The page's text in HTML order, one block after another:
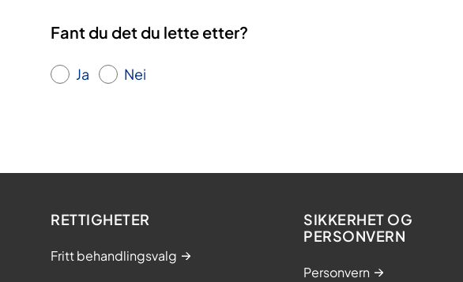
Fant du det du lette etter?
Ja Nei
RETTIGHETER
Fritt behandlingsvalg
SIKKERHET OG
PERSONVERN
Personvern